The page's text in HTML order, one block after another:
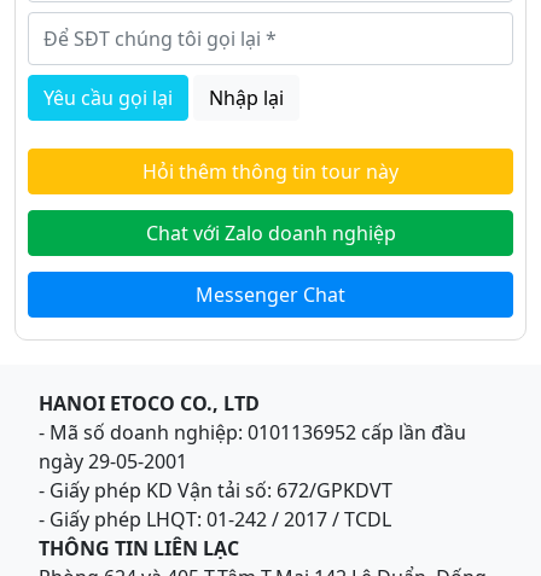
Yêu cầu gọi lại Nhập lại
Hỏi thêm thông tin tour này
Chat với Zalo doanh nghiệp
Messenger Chat
HANOI ETOCO CO., LTD
- Mã số doanh nghiệp: 0101136952 cấp lần đầu
ngày 29-05-2001
- Giấy phép KD Vận tải số: 672/GPKDVT
- Giấy phép LHQT: 01-242 / 2017 / TCDL
THÔNG TIN LIÊN LẠC